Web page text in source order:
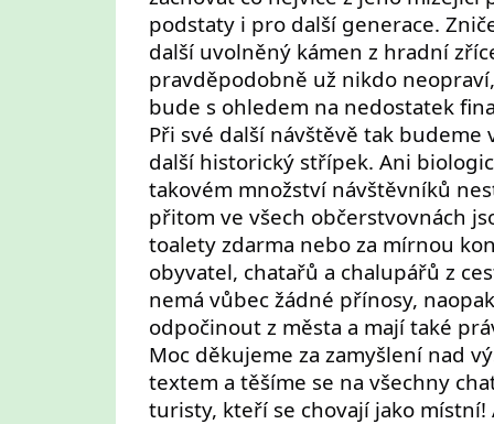
podstaty i pro další generace.
další uvolněný kámen z hradní
pravděpodobně už nikdo
bude s ohledem na nedostatek
Při své další návštěvě tak budeme
další historický střípek. Ani
takovém množství návštěvníků
přitom ve všech občerstvovnách
toalety zdarma nebo za mírnou
obyvatel, chatařů a chalupářů z
nemá vůbec žádné přínosy,
odpočinout z města a mají také
Moc děkujeme za zamyšlení nad
textem a těšíme se na všechny
turisty, kteří se chovají jako místní!